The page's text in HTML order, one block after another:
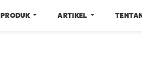
PRODUK ARTIKEL